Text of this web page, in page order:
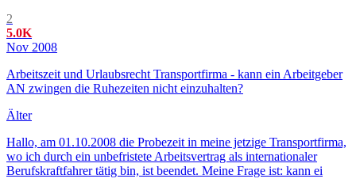
2
5.0K
Nov 2008
Arbeitszeit und Urlaubsrecht Transportfirma - kann ein Arbeitgeber
AN zwingen die Ruhezeiten nicht einzuhalten?
Älter
Hallo, am 01.10.2008 die Probezeit in meine jetzige Transportfirma,
wo ich durch ein unbefristete Arbeitsvertrag als internationaler
Berufskraftfahrer tätig bin, ist beendet. Meine Frage ist: kann ei